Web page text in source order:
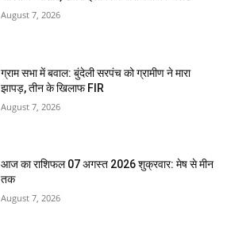
August 7, 2026
ग्राम सभा में बवाल: बुंदेली सरपंच को ग्रामीण ने मारा
झापड़, तीन के खिलाफ FIR
August 7, 2026
आज का राशिफल 07 अगस्त 2026 शुक्रवार: मेष से मीन
तक
August 7, 2026